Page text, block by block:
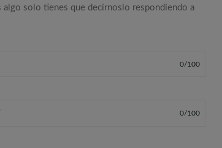
solo tienes que decírnoslo respondiendo a
0/100
0/100